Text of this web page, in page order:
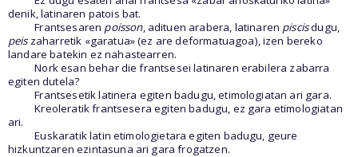
denik, latinaren patois bat.
Frantsesaren poisson, adituen arabera, latinaren piscisdugu,
peiszaharretik «garatua» (ez are deformatuagoa), izen bereko
landare batekin ez nahastearren.
Nork esan behar die frantsesei latinaren erabilera zabarra
egiten dutela?
Frantsesetik latinera egiten badugu, etimologiatan ari gara.
Kreoleratik frantsesera egiten badugu, ez gara etimologiatan
ari.
Euskaratik latin etimologietara egiten badugu, geure
hizkuntzaren ezintasuna ari gara frogatzen.